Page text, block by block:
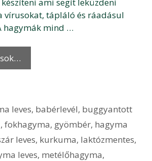
vírusokat, tápláló és ráadásul
hagymák mind …
leves, babérlevél, buggyantott
, fokhagyma, gyömbér, hagyma
leves, kurkuma, laktózmentes,
leves, metélőhagyma,